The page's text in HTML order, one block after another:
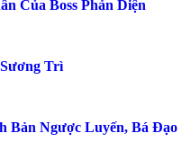
Khiến Tông Môn